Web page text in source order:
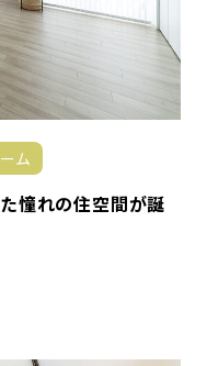
ム
憧れの住空間が誕